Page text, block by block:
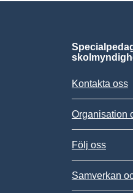
Kontakta oss
Organisation
Följ oss
Samverkan